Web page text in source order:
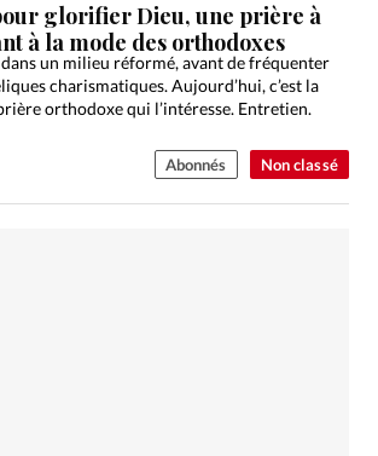
Non classé
glorifier Dieu, une prière à
à la mode des orthodoxes
dans un milieu réformé, avant de fréquenter
charismatiques. Aujourd’hui, c’est la
orthodoxe qui l’intéresse. Entretien.
Abonnés